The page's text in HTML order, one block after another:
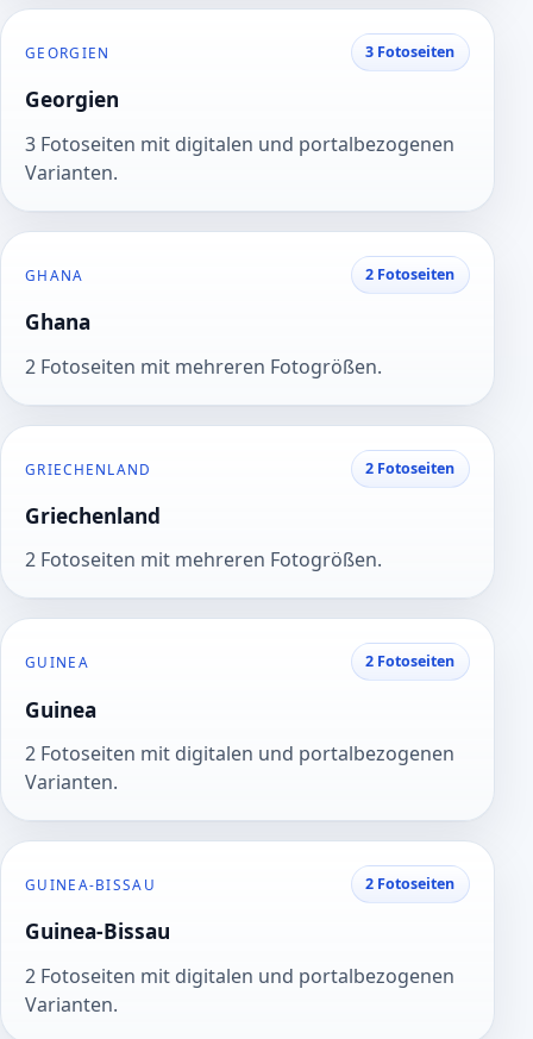
GEORGIEN 3 Fotoseiten
Georgien
3 Fotoseiten mit digitalen und portalbezogenen
Varianten.
GHANA 2 Fotoseiten
Ghana
2 Fotoseiten mit mehreren Fotogrößen.
GRIECHENLAND 2 Fotoseiten
Griechenland
2 Fotoseiten mit mehreren Fotogrößen.
GUINEA 2 Fotoseiten
Guinea
2 Fotoseiten mit digitalen und portalbezogenen
Varianten.
GUINEA-BISSAU 2 Fotoseiten
Guinea-Bissau
2 Fotoseiten mit digitalen und portalbezogenen
Varianten.